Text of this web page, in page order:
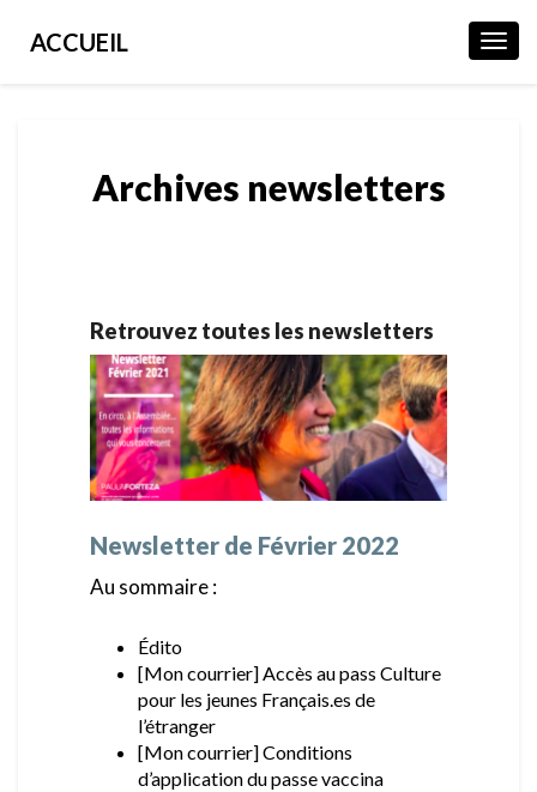
ACCUEIL
Archives newsletters
Retrouvez toutes les newsletters
Newsletter de Février 2022
Au sommaire :
Édito
[Mon courrier] Accès au pass Culture
pour les jeunes Français.es de
l’étranger
[Mon courrier] Conditions
d’application du passe vaccina